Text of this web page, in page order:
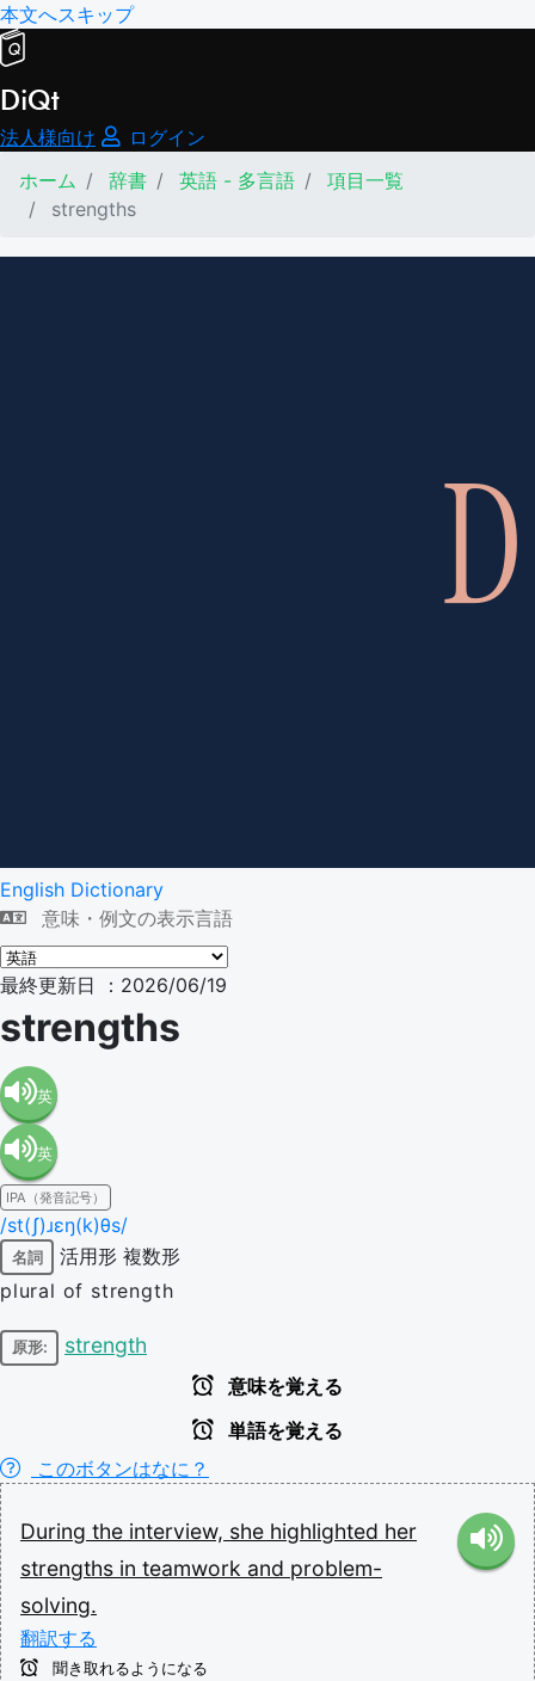
本文へスキップ
DiQt
法人様向け
ログイン
ホーム
辞書 英語 - 多言語
項目一覧
strengths
English Dictionary
意味・例文の表示言語
最終更新日 ：2026/06/19
strengths
英
語（米
国）
(en-US)
英
語（イ
ギリ
ス）
IPA（発音記号）
/st(ʃ)ɹɛŋ(k)θs/
名詞 活用形 複数形
plural of strength
原形: strength
意味を覚える
単語を覚える
このボタンはなに？
During the interview, she highlighted her
strengths in teamwork and problem-
solving.
翻訳する
聞き取れるようになる